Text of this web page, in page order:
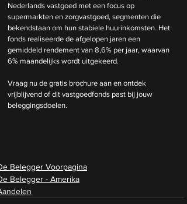
Nederlands vastgoed met een focus op
supermarkten en zorgvastgoed, segmenten die
bekendstaan om hun stabiele huurinkomsten. Het
fonds realiseerde de afgelopen jaren een
gemiddeld rendement van 8,6% per jaar, waarvan
6% maandelijks wordt uitgekeerd.
Vraag nu de gratis brochure aan en ontdek
vrijblijvend of dit vastgoedfonds past bij jouw
beleggingsdoelen.
Belegger Voorpagina
Belegger - Amerika